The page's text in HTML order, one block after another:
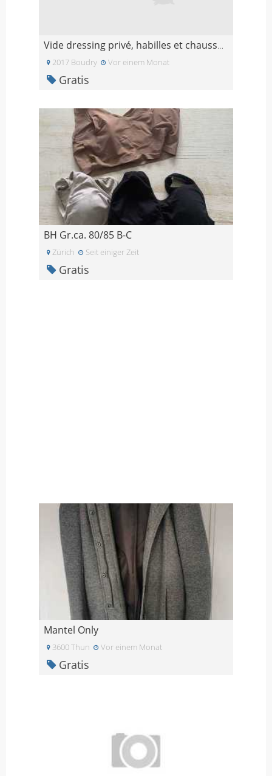
Vide dressing privé, habilles et chaussures de mar
2017 Boudry Vor einem Monat
Gratis
BH Gr.ca. 80/85 B-C
Zürich Seit einiger Zeit
Gratis
Mantel Only
3600 Thun Vor einem Monat
Gratis